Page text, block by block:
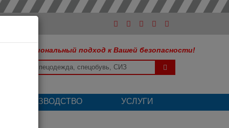
Профессиональный подход к Вашей безопасности!
ПРОИЗВОДСТВО УСЛУГИ